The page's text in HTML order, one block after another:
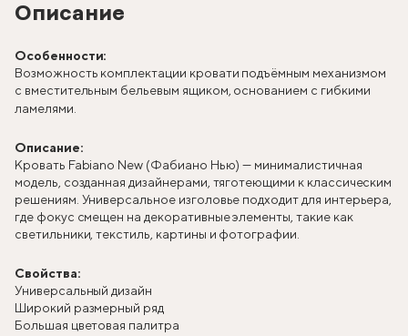
Описание
Особенности:
Возможность комплектации кровати подъёмным механизмом
с вместительным бельевым ящиком, основанием с гибкими
ламелями.
Описание:
Кровать Fabiano New (Фабиано Нью) — минималистичная
модель, созданная дизайнерами, тяготеющими к классическим
решениям. Универсальное изголовье подходит для интерьера,
где фокус смещен на декоративные элементы, такие как
светильники, текстиль, картины и фотографии.
Свойства:
Универсальный дизайн
Широкий размерный ряд
Большая цветовая палитра